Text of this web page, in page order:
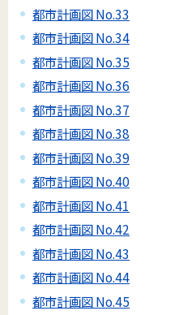
都市計画図 No.33
都市計画図 No.34
都市計画図 No.35
都市計画図 No.36
都市計画図 No.37
都市計画図 No.38
都市計画図 No.39
都市計画図 No.40
都市計画図 No.41
都市計画図 No.42
都市計画図 No.43
都市計画図 No.44
都市計画図 No.45